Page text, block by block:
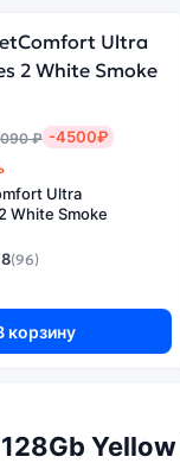
(x):
₽ -4500₽
Ultra
White Smoke
(96)
корзину